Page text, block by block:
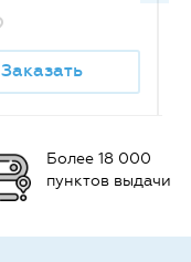
Заказать
Более 18 000
пунктов выдачи